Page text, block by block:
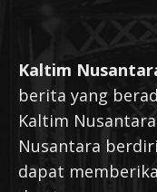
Kaltim
berita yang
Kaltim
Nusantara
dapat